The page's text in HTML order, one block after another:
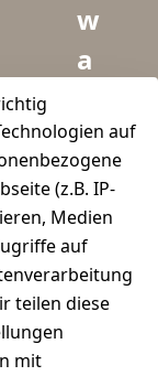
auf
(z.B. IP-
Medien
auf
teilen diese
mit
w
a
d
m
e
i
s